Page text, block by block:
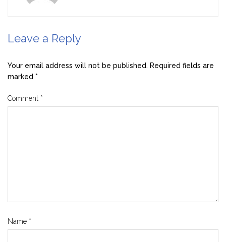
Leave a Reply
Your email address will not be published. Required fields are
marked *
Comment *
Name *